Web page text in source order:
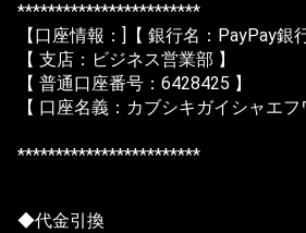
************************
【口座情報：]【 銀行名：PayPay銀行
【 支店：ビジネス営業部 】
【 普通口座番号：6428425 】
【 口座名義：カブシキガイシャエフ
************************
◆代金引換